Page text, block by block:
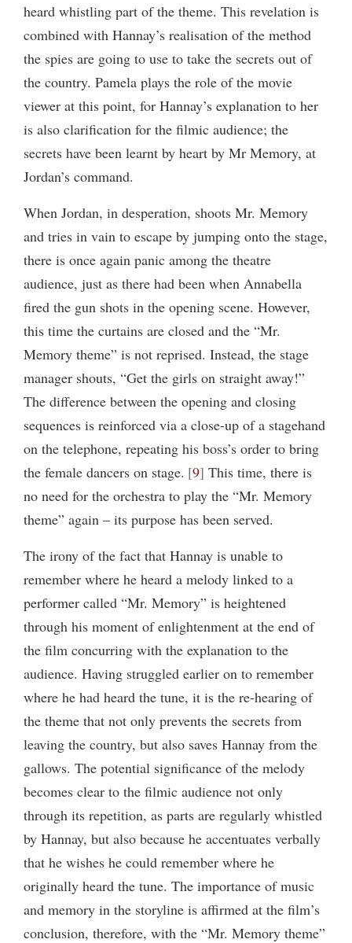
heard whistling part of the theme. This revelation is
combined with Hannay’s realisation of the method
the spies are going to use to take the secrets out of
the country. Pamela plays the role of the movie
viewer at this point, for Hannay’s explanation to her
is also clarification for the filmic audience; the
secrets have been learnt by heart by Mr Memory, at
Jordan’s command.
When Jordan, in desperation, shoots Mr. Memory
and tries in vain to escape by jumping onto the stage,
there is once again panic among the theatre
audience, just as there had been when Annabella
fired the gun shots in the opening scene. However,
this time the curtains are closed and the “Mr.
Memory theme” is not reprised. Instead, the stage
manager shouts, “Get the girls on straight away!”
The difference between the opening and closing
sequences is reinforced via a close-up of a stagehand
on the telephone, repeating his boss’s order to bring
the female dancers on stage. 9 This time, there is
no need for the orchestra to play the “Mr. Memory
theme” again – its purpose has been served.
The irony of the fact that Hannay is unable to
remember where he heard a melody linked to a
performer called “Mr. Memory” is heightened
through his moment of enlightenment at the end of
the film concurring with the explanation to the
audience. Having struggled earlier on to remember
where he had heard the tune, it is the re-hearing of
the theme that not only prevents the secrets from
leaving the country, but also saves Hannay from the
gallows. The potential significance of the melody
becomes clear to the filmic audience not only
through its repetition, as parts are regularly whistled
by Hannay, but also because he accentuates verbally
that he wishes he could remember where he
originally heard the tune. The importance of music
and memory in the storyline is affirmed at the film’s
conclusion, therefore, with the “Mr. Memory theme”